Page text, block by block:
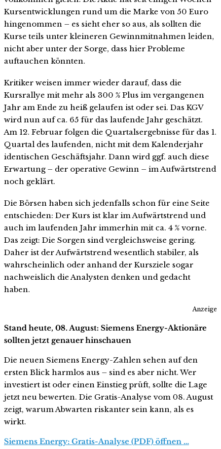
Kursentwicklungen rund um die Marke von 50 Euro
hingenommen – es sieht eher so aus, als sollten die
Kurse teils unter kleineren Gewinnmitnahmen leiden,
nicht aber unter der Sorge, dass hier Probleme
auftauchen könnten.
Kritiker weisen immer wieder darauf, dass die
Kursrallye mit mehr als 300 % Plus im vergangenen
Jahr am Ende zu heiß gelaufen ist oder sei. Das KGV
wird nun auf ca. 65 für das laufende Jahr geschätzt.
Am 12. Februar folgen die Quartalsergebnisse für das 1.
Quartal des laufenden, nicht mit dem Kalenderjahr
identischen Geschäftsjahr. Dann wird ggf. auch diese
Erwartung – der operative Gewinn – im Aufwärtstrend
noch geklärt.
Die Börsen haben sich jedenfalls schon für eine Seite
entschieden: Der Kurs ist klar im Aufwärtstrend und
auch im laufenden Jahr immerhin mit ca. 4 % vorne.
Das zeigt: Die Sorgen sind vergleichsweise gering.
Daher ist der Aufwärtstrend wesentlich stabiler, als
wahrscheinlich oder anhand der Kursziele sogar
nachweislich die Analysten denken und gedacht
haben.
Anzeige
Stand heute, 08. August: Siemens Energy-Aktionäre
sollten jetzt genauer hinschauen
Die neuen Siemens Energy-Zahlen sehen auf den
ersten Blick harmlos aus – sind es aber nicht. Wer
investiert ist oder einen Einstieg prüft, sollte die Lage
jetzt neu bewerten. Die Gratis-Analyse vom 08. August
zeigt, warum Abwarten riskanter sein kann, als es
wirkt.
Siemens Energy: Gratis-Analyse (PDF) öffnen …